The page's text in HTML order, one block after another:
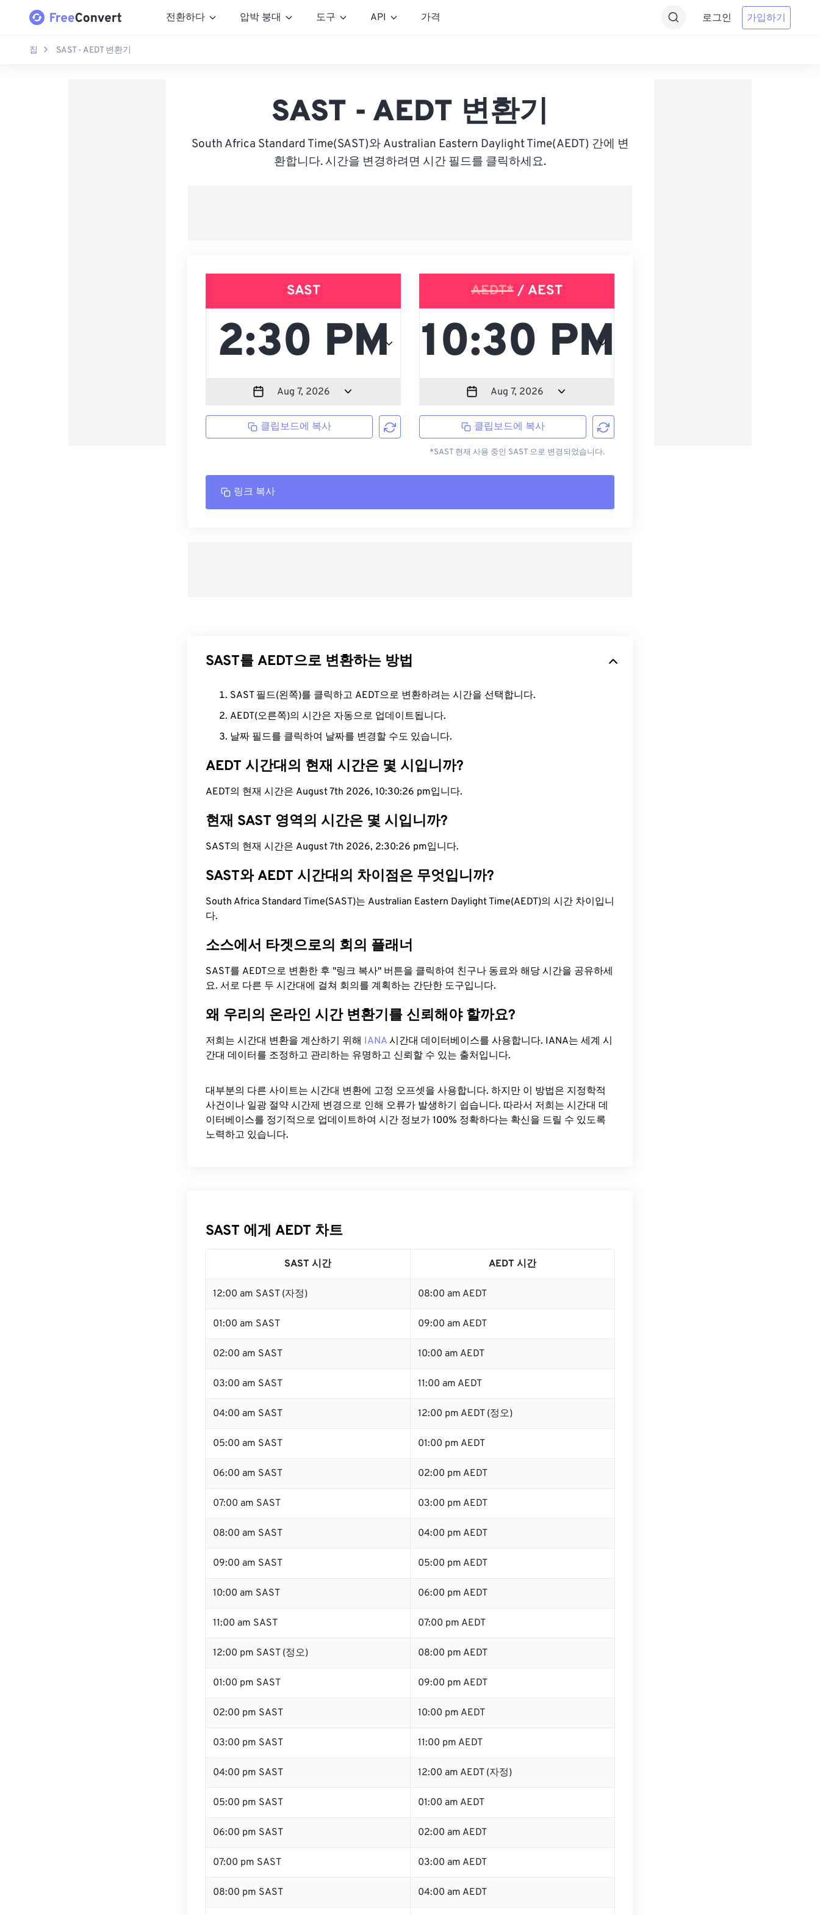
전환하다 압박 붕대 도구 API 가격 로그인 가입하기
집 SAST - AEDT 변환기
SAST - AEDT 변환기
South Africa Standard Time(SAST)와 Australian Eastern Daylight Time(AEDT) 간에 변
환합니다. 시간을 변경하려면 시간 필드를 클릭하세요.
SAST
클립보드에 복사
AEDT* / AEST
클립보드에 복사
*SAST 현재 사용 중인 SAST 으로 변경되었습니다.
링크 복사
SAST를 AEDT으로 변환하는 방법
SAST 필드(왼쪽)를 클릭하고 AEDT으로 변환하려는 시간을 선택합니다.
AEDT(오른쪽)의 시간은 자동으로 업데이트됩니다.
날짜 필드를 클릭하여 날짜를 변경할 수도 있습니다.
AEDT 시간대의 현재 시간은 몇 시입니까?
AEDT의 현재 시간은 August 7th 2026, 10:30:27 pm입니다.
현재 SAST 영역의 시간은 몇 시입니까?
SAST의 현재 시간은 August 7th 2026, 2:30:27 pm입니다.
SAST와 AEDT 시간대의 차이점은 무엇입니까?
South Africa Standard Time(SAST)는 Australian Eastern Daylight Time(AEDT)의 시간 차이입니
다.
소스에서 타겟으로의 회의 플래너
SAST를 AEDT으로 변환한 후 "링크 복사" 버튼을 클릭하여 친구나 동료와 해당 시간을 공유하세
요. 서로 다른 두 시간대에 걸쳐 회의를 계획하는 간단한 도구입니다.
왜 우리의 온라인 시간 변환기를 신뢰해야 할까요?
저희는 시간대 변환을 계산하기 위해 IANA 시간대 데이터베이스를 사용합니다. IANA는 세계 시
간대 데이터를 조정하고 관리하는 유명하고 신뢰할 수 있는 출처입니다.
대부분의 다른 사이트는 시간대 변환에 ​​고정 오프셋을 사용합니다. 하지만 이 방법은 지정학적
사건이나 일광 절약 시간제 변경으로 인해 오류가 발생하기 쉽습니다. 따라서 저희는 시간대 데
이터베이스를 정기적으로 업데이트하여 시간 정보가 100% 정확하다는 확신을 드릴 수 있도록
노력하고 있습니다.
SAST 에게 AEDT 차트
SAST 시간 AEDT 시간
12:00 am SAST (자정) 08:00 am AEDT
01:00 am SAST 09:00 am AEDT
02:00 am SAST 10:00 am AEDT
03:00 am SAST 11:00 am AEDT
04:00 am SAST 12:00 pm AEDT (정오)
05:00 am SAST 01:00 pm AEDT
06:00 am SAST 02:00 pm AEDT
07:00 am SAST 03:00 pm AEDT
08:00 am SAST 04:00 pm AEDT
09:00 am SAST 05:00 pm AEDT
10:00 am SAST 06:00 pm AEDT
11:00 am SAST 07:00 pm AEDT
12:00 pm SAST (정오) 08:00 pm AEDT
01:00 pm SAST 09:00 pm AEDT
02:00 pm SAST 10:00 pm AEDT
03:00 pm SAST 11:00 pm AEDT
04:00 pm SAST 12:00 am AEDT (자정)
05:00 pm SAST 01:00 am AEDT
06:00 pm SAST 02:00 am AEDT
07:00 pm SAST 03:00 am AEDT
08:00 pm SAST 04:00 am AEDT